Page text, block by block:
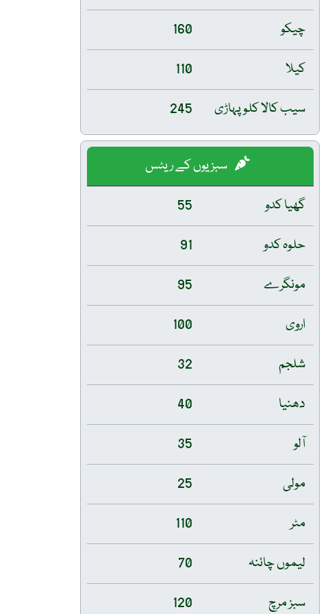
چیکو
160
کیلا
110
سیب کالا کلو پہاڑی
245
سبزیوں کے ریٹس
گھیا کدو
55
حلوہ کدو
91
مونگرے
95
اروی
100
شلجم
32
دھنیا
40
آلو
35
مولی
25
مٹر
110
لیموں چائنہ
70
سبز مرچ
120